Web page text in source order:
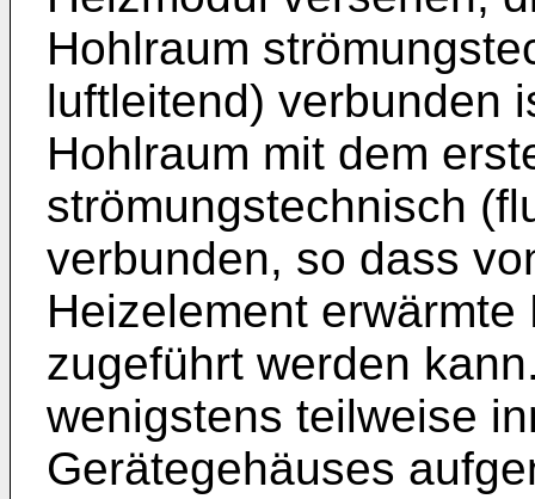
Hohlraum
luftleitend) verbunden
Hohlraum mit dem
strömungstechnisch
verbunden, so dass
Heizelement
zugeführt werden
wenigstens teilweise
Gerätegehäuses